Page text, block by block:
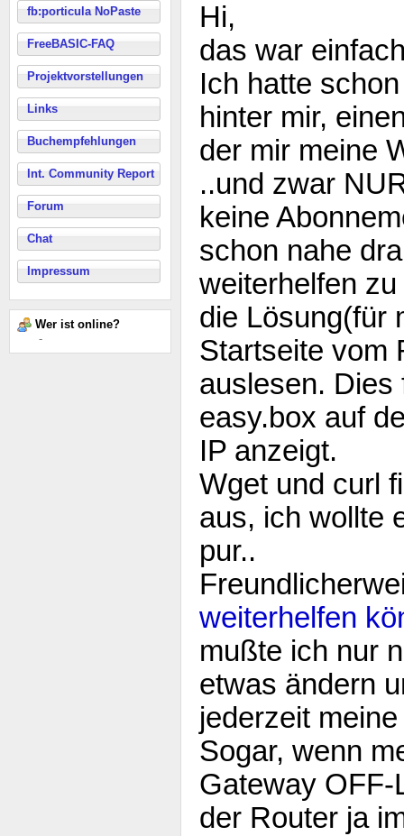
fb:porticula NoPaste
FreeBASIC-FAQ
Projektvorstellungen
Links
Buchempfehlungen
Int. Community Report
Forum
Chat
Impressum
Wer ist online?
-
Hi,
das war
Ich hatte
hinter mir,
der mir meine
..und zwar
keine
schon nahe
weiterhelfen
die Lösung(für
Startseite vom
auslesen. Dies
easy.box auf
IP anzeigt.
Wget und curl
aus, ich wollte
pur..
weiterhelfen
mußte ich nur
etwas ändern
jederzeit
Sogar, wenn
Gateway OFF-
der Router ja